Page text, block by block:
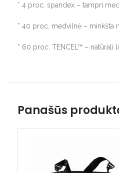
* 4 proc. spandex – tampri
* 40 proc. medvilnė – minkšta
* 60 proc. TENCEL™ –
Panašūs